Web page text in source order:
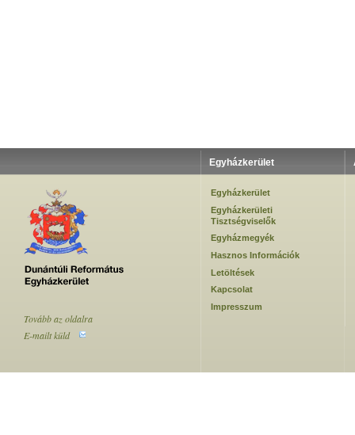
Egyházkerület
Egyházkerület
Egyházkerületi
Tisztségviselők
Egyházmegyék
Hasznos Információk
Letöltések
Kapcsolat
Impresszum
Tovább az oldalra
E-mailt küld